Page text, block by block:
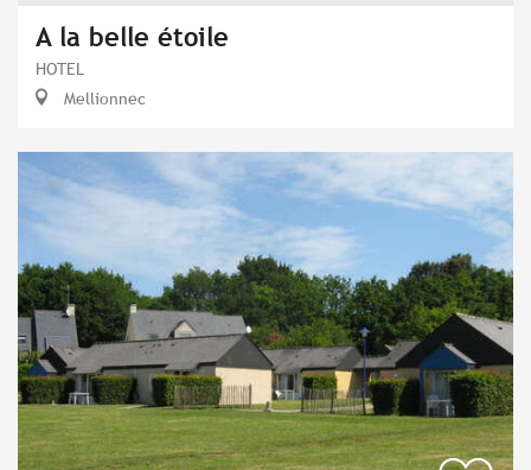
A la belle étoile
HOTEL
Mellionnec